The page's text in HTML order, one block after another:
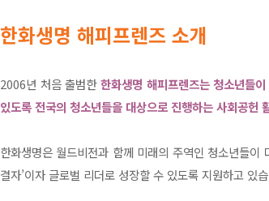
한화생명 해피프렌즈 소개
2006년 처음 출범한한화생명 해피프렌즈는 청소년들
있도록 전국의 청소년들을 대상으로 진행하는 사회공헌
한화생명은 월드비전과 함께 미래의 주역인 청소년들
결자’이자 글로벌 리더로 성장할 수 있도록 지원하고 있